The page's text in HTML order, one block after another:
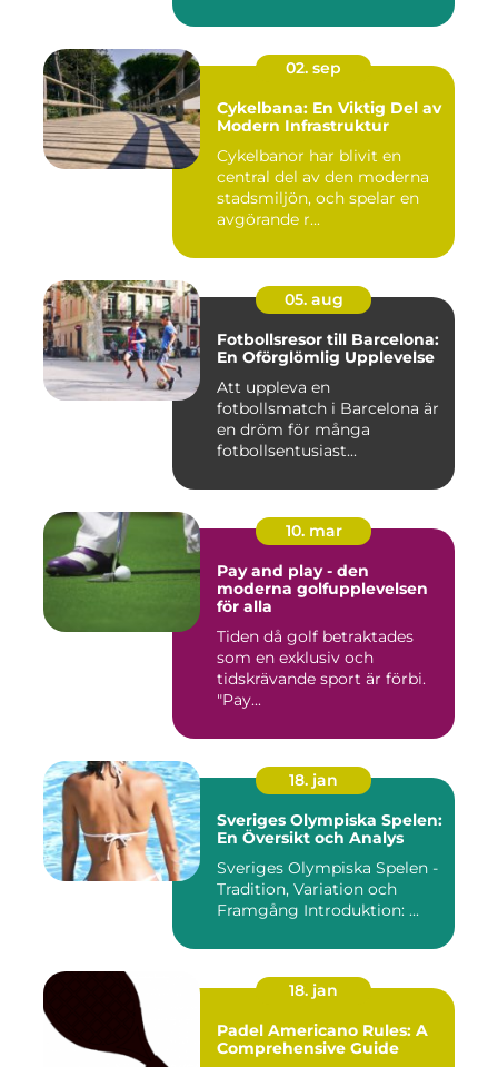
02. sep
Cykelbana: En Viktig Del av
Modern Infrastruktur
Cykelbanor har blivit en
central del av den moderna
stadsmiljön, och spelar en
avgörande r...
05. aug
Fotbollsresor till Barcelona:
En Oförglömlig Upplevelse
Att uppleva en
fotbollsmatch i Barcelona är
en dröm för många
fotbollsentusiast...
10. mar
Pay and play - den
moderna golfupplevelsen
för alla
Tiden då golf betraktades
som en exklusiv och
tidskrävande sport är förbi.
"Pay...
18. jan
Sveriges Olympiska Spelen:
En Översikt och Analys
Sveriges Olympiska Spelen -
Tradition, Variation och
Framgång Introduktion: ...
18. jan
Padel Americano Rules: A
Comprehensive Guide